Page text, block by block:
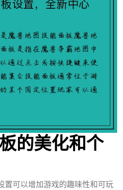
的美化和个
置可以增加游戏的趣味性和可玩